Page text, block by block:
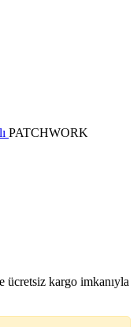
PATCHWORK
kargo imkanıyla